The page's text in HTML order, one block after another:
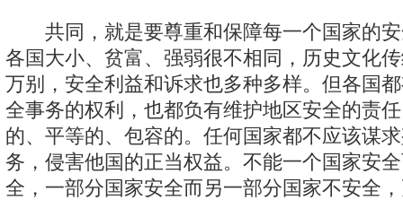
共同，就是要尊重和保障每一个国家的安
各国大小、贫富、强弱很不相同，历史文化
万别，安全利益和诉求也多种多样。但各国
全事务的权利，也都负有维护地区安全的责
的、平等的、包容的。任何国家都不应该谋
务，侵害他国的正当权益。不能一个国家安
全，一部分国家安全而另一部分国家不安全